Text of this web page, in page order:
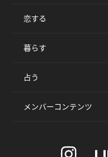
恋する
暮らす
占う
メンバーコンテンツ